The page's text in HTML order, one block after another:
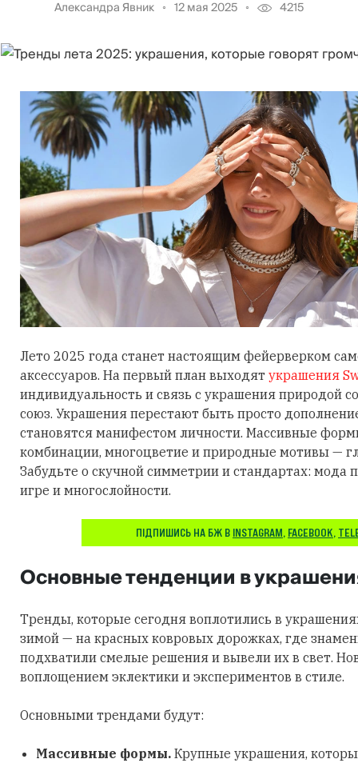
Александра Явник 12 мая 2025 4215
Лето 2025 года станет настоящим фейерверком
аксессуаров. На первый план выходят украшения
индивидуальность и связь с украшения природой
союз. Украшения перестают быть просто
становятся манифестом личности. Массивные
комбинации, многоцветие и природные мотивы —
Забудьте о скучной симметрии и стандартах: мода
игре и многослойности.
ПІДПИШИСЬ НА БЖ В INSTAGRAM, FACEBOOK,
Основные тенденции в
Тренды, которые сегодня воплотились в
зимой — на красных ковровых дорожках, где
подхватили смелые решения и вывели их в свет.
воплощением эклектики и экспериментов в стиле.
Основными трендами будут:
Массивные формы. Крупные украшения,